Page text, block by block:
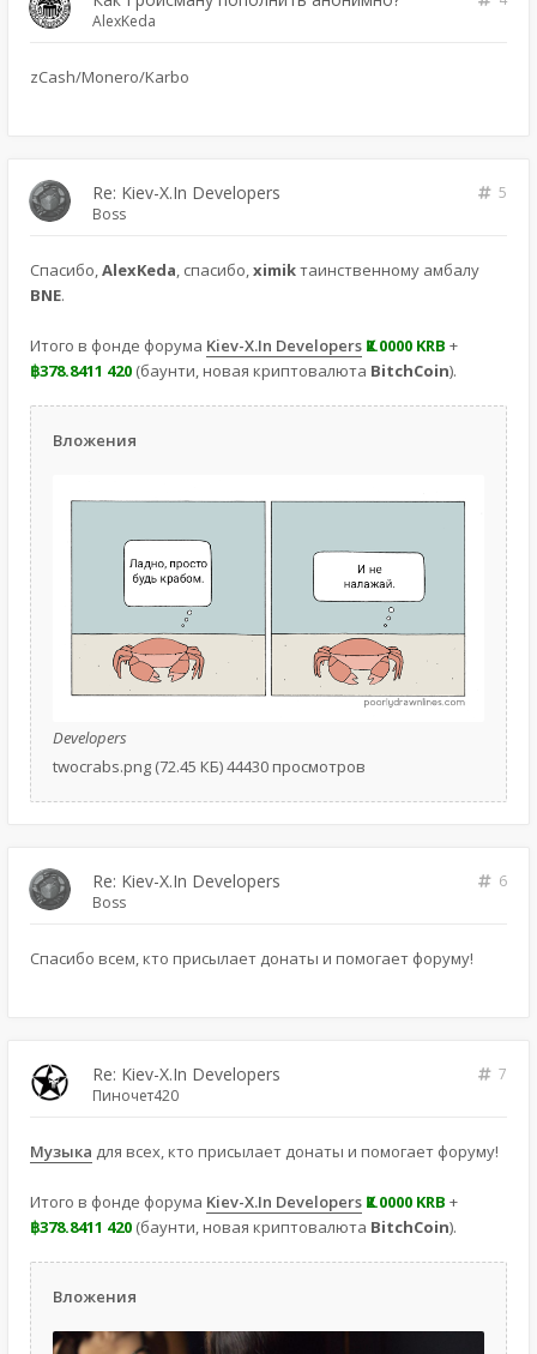
AlexKeda
zCash/Monero/Karbo
Re: Kiev-X.In Developers
5
Boss
Спасибо,AlexKeda, спасибо,ximikтаинственному амбалу
BNE.
Итого в фонде форума Kiev-X.In Developers Ҝ2.0000 KRB +
฿378.8411 420 (баунти, новая криптовалюта BitchCoin).
Вложения
Developers
twocrabs.png (72.45 КБ) 44430 просмотров
Re: Kiev-X.In Developers
6
Boss
Спасибо всем, кто присылает донаты и помогает форуму!
Re: Kiev-X.In Developers
7
Пиночет420
Музыка для всех, кто присылает донаты и помогает форуму!
Итого в фонде форума Kiev-X.In Developers Ҝ2.0000 KRB +
฿378.8411 420 (баунти, новая криптовалюта BitchCoin).
Вложения